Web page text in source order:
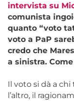
intervista su
comunista
quanto “voto
voto a PaP
credo che
a sinistra.
Il voto si dà a
l’altro, il